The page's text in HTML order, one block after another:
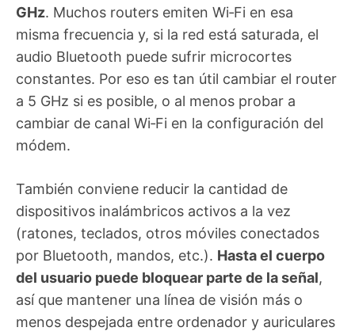
GHz. Muchos routers emiten Wi‑Fi en esa
misma frecuencia y, si la red está saturada, el
audio Bluetooth puede sufrir microcortes
constantes. Por eso es tan útil cambiar el router
a 5 GHz si es posible, o al menos probar a
cambiar de canal Wi‑Fi en la configuración del
módem.
También conviene reducir la cantidad de
dispositivos inalámbricos activos a la vez
(ratones, teclados, otros móviles conectados
por Bluetooth, mandos, etc.). Hasta el cuerpo
del usuario puede bloquear parte de la señal,
así que mantener una línea de visión más o
menos despejada entre ordenador y auriculares